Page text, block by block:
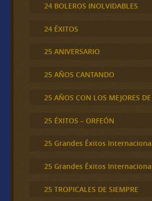
24 BOLEROS INOLVIDABLES
24 ÉXITOS
25 ANIVERSARIO
25 AÑOS CANTANDO
25 AÑOS CON LOS MEJORES
25 ÉXITOS – ORFEÓN
25 Grandes Éxitos
25 Grandes Éxitos
25 TROPICALES DE SIEMPRE